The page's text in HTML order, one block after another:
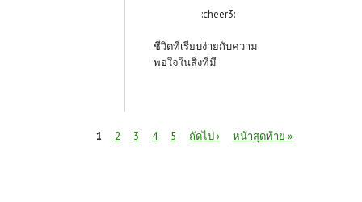
:cheer3:
ชีวิตที่เรียบง่ายกับความ
พอใจในสิ่งที่มี
1 2 3 4 5 ถัดไป › หน้าสุดท้าย »